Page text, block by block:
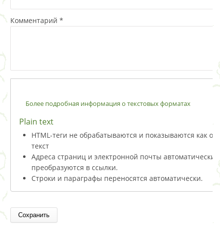
Комментарий *
Более подробная информация о текстовых форматах
Plain text
HTML-теги не обрабатываются и показываются как
текст
Адреса страниц и электронной почты автоматически
преобразуются в ссылки.
Строки и параграфы переносятся автоматически.